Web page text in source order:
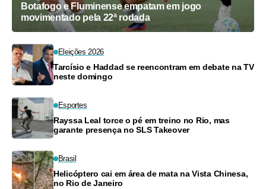
Botafogo e Fluminense empatam em jogo
movimentado pela 22ª rodada
Eleições 2026
Tarcísio e Haddad se reencontram em debate na TV
neste domingo
Esportes
Rayssa Leal torce o pé em treino no Rio, mas
garante presença no SLS Takeover
Brasil
Helicóptero cai em área de mata na Vista Chinesa,
no Rio de Janeiro